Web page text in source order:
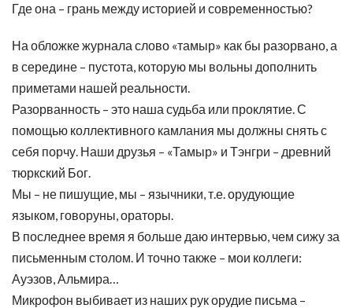
Где она – грань между историей и современностью?
На обложке журнала слово «тамыр» как бы разорвано, а
в середине – пустота, которую мы вольны дополнить
приметами нашей реальности.
Разорванность – это наша судьба или проклятие. С
помощью коллективного камлания мы должны снять с
себя порчу. Наши друзья – «Тамыр» и Тэнгри – древний
тюркский Бог.
Мы – не пишущие, мы – язычники, т.е. орудующие
языком, говоруны, ораторы.
В последнее время я больше даю интервью, чем сижу за
письменным столом. И точно также – мои коллеги:
Ауэзов, Альмира…
Микрофон выбивает из наших рук орудие письма –